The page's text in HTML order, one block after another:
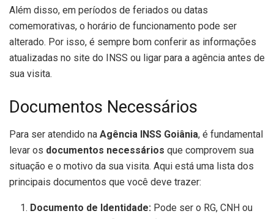
Além disso, em períodos de feriados ou datas
comemorativas, o horário de funcionamento pode ser
alterado. Por isso, é sempre bom conferir as informações
atualizadas no site do INSS ou ligar para a agência antes de
sua visita.
Documentos Necessários
Para ser atendido na Agência INSS Goiânia, é fundamental
levar os documentos necessários que comprovem sua
situação e o motivo da sua visita. Aqui está uma lista dos
principais documentos que você deve trazer:
Documento de Identidade: Pode ser o RG, CNH ou